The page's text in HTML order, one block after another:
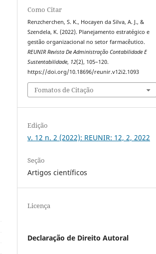
Como Citar
Renzcherchen, S. K., Hocayen da Silva, A. J., &
Szendela, K. (2022). Planejamento estratégico e
gestão organizacional no setor farmacêutico.
REUNIR Revista De Administração Contabilidade E
Sustentabilidade, 12(2), 105–120.
https://doi.org/10.18696/reunir.v12i2.1093
Fomatos de Citação
Edição
v. 12 n. 2 (2022): REUNIR: 12, 2, 2022
Seção
Artigos científicos
Licença
Declaração de Direito Autoral